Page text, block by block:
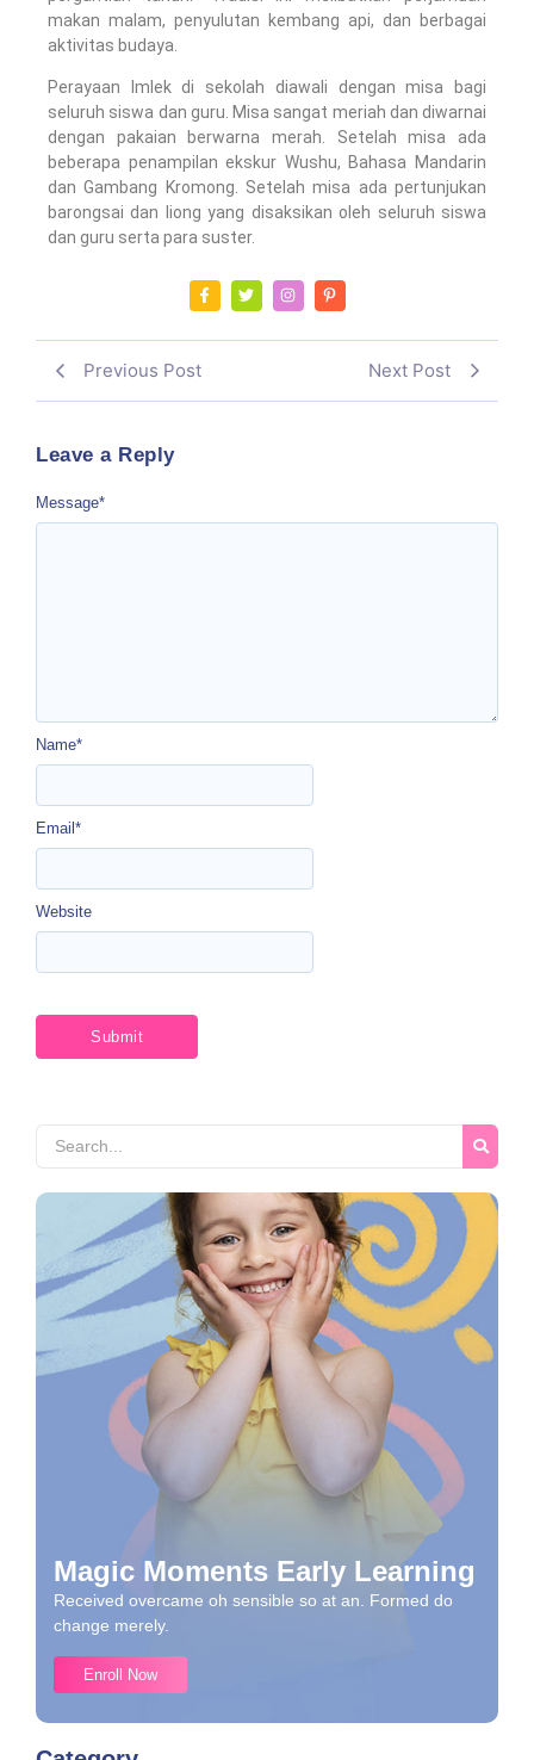
makan malam, penyulutan kembang api, dan berbagai
aktivitas budaya.
Perayaan Imlek di sekolah diawali dengan misa bagi
seluruh siswa dan guru. Misa sangat meriah dan diwarnai
dengan pakaian berwarna merah. Setelah misa ada
beberapa penampilan ekskur Wushu, Bahasa Mandarin
dan Gambang Kromong. Setelah misa ada pertunjukan
barongsai dan liong yang disaksikan oleh seluruh siswa
dan guru serta para suster.
Previous Post Next Post
Leave a Reply
Message*
Name*
Email *
Website
Magic Moments Early Learning
Received overcame oh sensible so at an. Formed do
change merely.
Enroll Now